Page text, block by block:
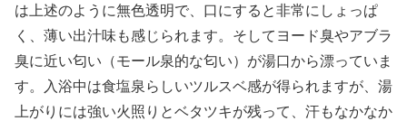
は上述のように無色透明で、口にすると非常にしょっぱ
く、薄い出汁味も感じられます。そしてヨード臭やアブラ
臭に近い匂い（モール泉的な匂い）が湯口から漂っていま
す。入浴中は食塩泉らしいツルスベ感が得られますが、湯
上がりには強い火照りとベタツキが残って、汗もなかなか